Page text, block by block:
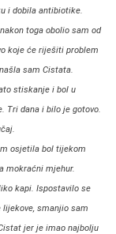
i dobila antibiotike.
toga obolio sam od
koje će riješiti problem
sam Cistata.
stiskanje i bol u
Tri dana i bilo je gotovo.
osjetila bol tijekom
mokraćni mjehur.
kapi. Ispostavilo se
smanjio sam
jer je imao najbolju